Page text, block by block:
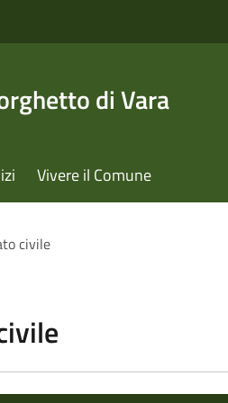
di Vara
Vivere il Comune
civile